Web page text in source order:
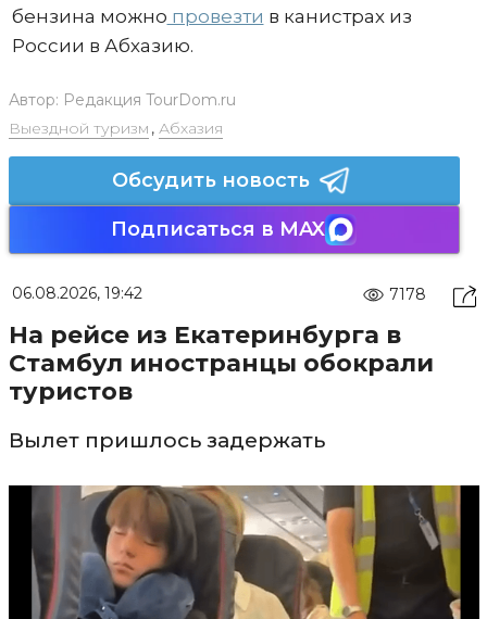
бензина можно провезти в канистрах из
России в Абхазию.
Автор: Редакция TourDom.ru
Выездной туризм , Абхазия
Обсудить новость
Подписаться в MAX
06.08.2026, 19:42 7178
На рейсе из Екатеринбурга в
Стамбул иностранцы обокрали
туристов
Вылет пришлось задержать